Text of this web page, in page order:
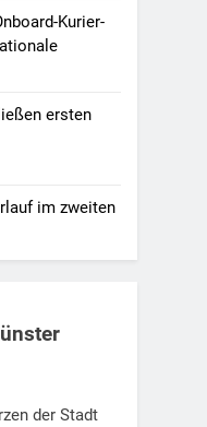
Kurier-
ersten
im zweiten
der Stadt